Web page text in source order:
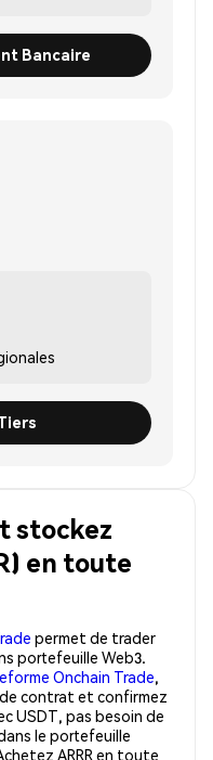
Bancaire
stockez
en toute
permet de trader
portefeuille Web3.
Onchain Trade,
de contrat et confirmez
USDT, pas besoin de
le portefeuille
ARRR en toute